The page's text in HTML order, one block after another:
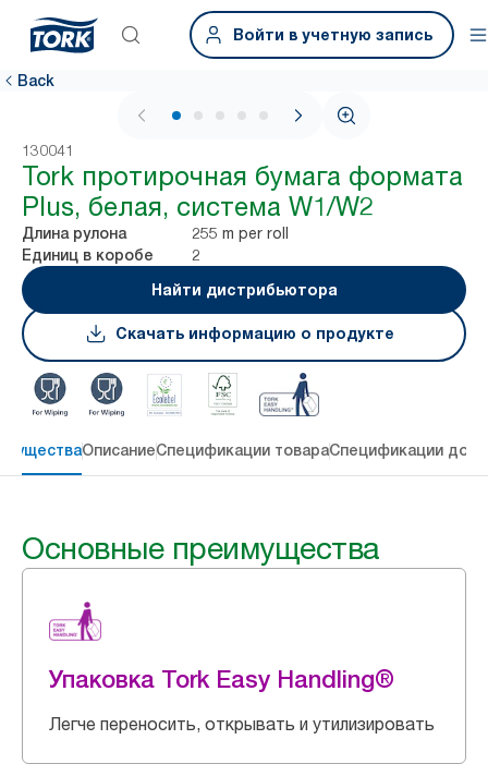
Войти в учетную запись
Back
1 / 5
130041
Tork протирочная бумага формата
Plus, белая, система W1/W2
Длина рулона 255 m per roll
Единиц в коробе
2
Найти дистрибьютора
Скачать информацию о продукте
ОписаниеСпецификации товараСпецификации
Основные преимущества
Упаковка Tork Easy Handling®
Легче переносить, открывать и утилизировать